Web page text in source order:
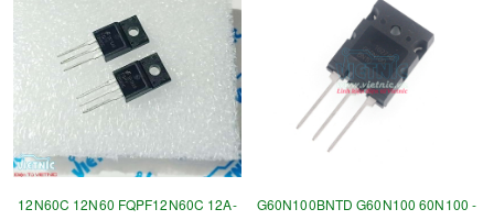
12N60C 12N60 FQPF12N60C 12A-
G60N100BNTD G60N100 60N100 -